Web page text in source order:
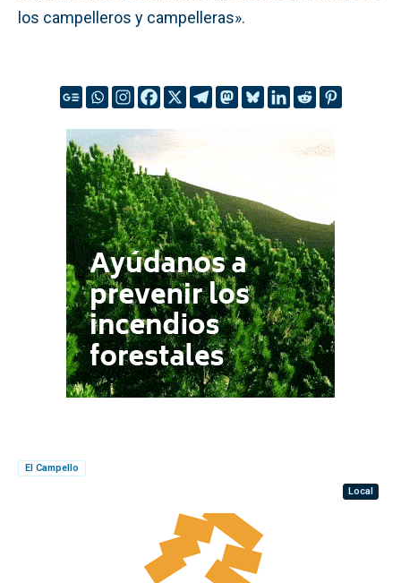
los campelleros y campelleras».
El Campello
Local